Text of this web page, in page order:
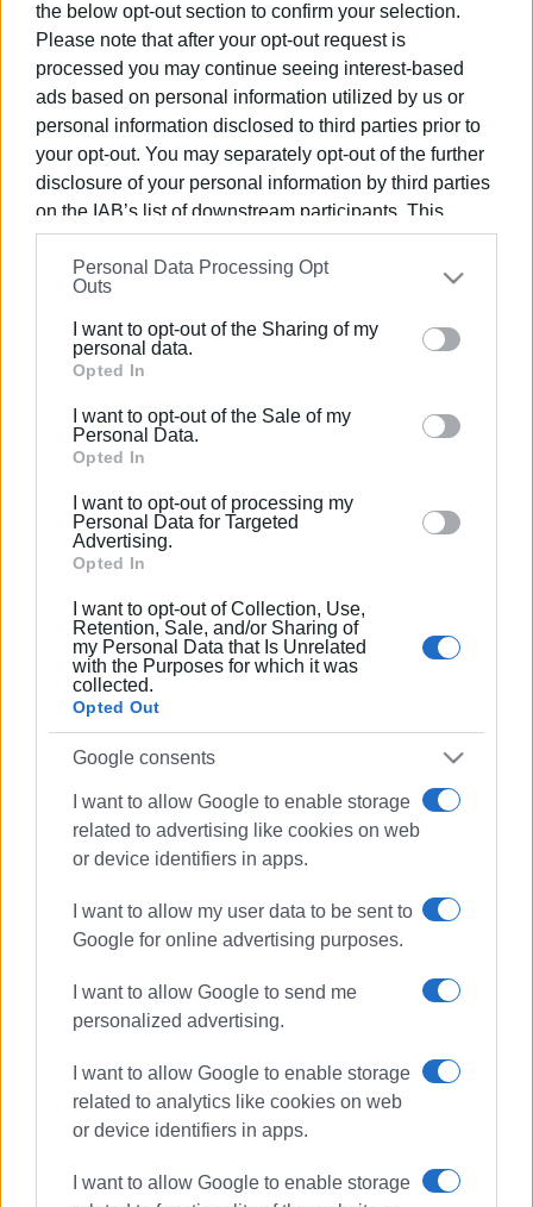
the below opt-out section to confirm your selection.
Please note that after your opt-out request is
processed you may continue seeing interest-based
ads based on personal information utilized by us or
personal information disclosed to third parties prior to
your opt-out. You may separately opt-out of the further
disclosure of your personal information by third parties
on the IAB’s list of downstream participants. This
information may also be disclosed by us to third parties
on theIAB’s List of Downstream Participants
that may
further disclose it to other third parties.
Please note that this website/app uses one or more
Google services and may gather and store information
behaviour. You may click to grant or deny consent to
Google and its third-party tags to use your data for
section.
Personal Data Processing Opt
Outs
I want to opt-out of the Sharing of my
personal data.
Opted In
I want to opt-out of the Sale of my
Personal Data.
Opted In
I want to opt-out of processing my
Personal Data for Targeted
Advertising.
Opted In
I want to opt-out of Collection, Use,
Retention, Sale, and/or Sharing of
my Personal Data that Is Unrelated
with the Purposes for which it was
collected.
Opted Out
Google consents
I want to allow Google to enable storage
related to advertising like cookies on web
or device identifiers in apps.
I want to allow my user data to be sent to
Google for online advertising purposes.
I want to allow Google to send me
personalized advertising.
I want to allow Google to enable storage
related to analytics like cookies on web
or device identifiers in apps.
I want to allow Google to enable storage
Η Πρόεδρος
Στέλλα Σοιλεμετζίδου
Η Γραμματέας
Νόπη Κοτίδου
Εμφανίσεις: 172
Ακολουθήστε το enimerosi στο
Συνδρομητές στο e-paper
ΣΧΕΤΙΚA AΡΘΡΑ